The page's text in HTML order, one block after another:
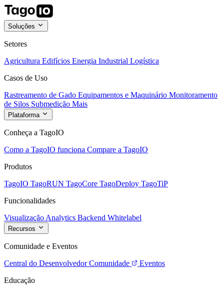
Soluções
Setores
Agricultura Edifícios Energia Industrial Logística
Casos de Uso
Rastreamento de Gado Equipamentos e Maquinário Monitoramento
de Silos Submedição Mais
Plataforma
Conheça a TagoIO
Como a TagoIO funciona Compare a TagoIO
Produtos
TagoIO TagoRUN TagoCore TagoDeploy TagoTiP
Funcionalidades
Visualização Analytics Backend Whitelabel
Recursos
Comunidade e Eventos
Central do Desenvolvedor Comunidade
Eventos
Educação